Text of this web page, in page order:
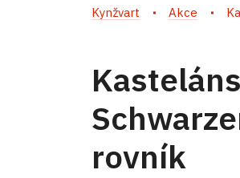
Kynžvart Akce
rovník